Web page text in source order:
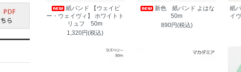
紙バンド 【ウェイビ
ー・ウェイヴィ】 ホワイトト
リュフ 50m
1,320円(税込)
新色 紙バンド よはな
50m
890円(税込)
紙
イ